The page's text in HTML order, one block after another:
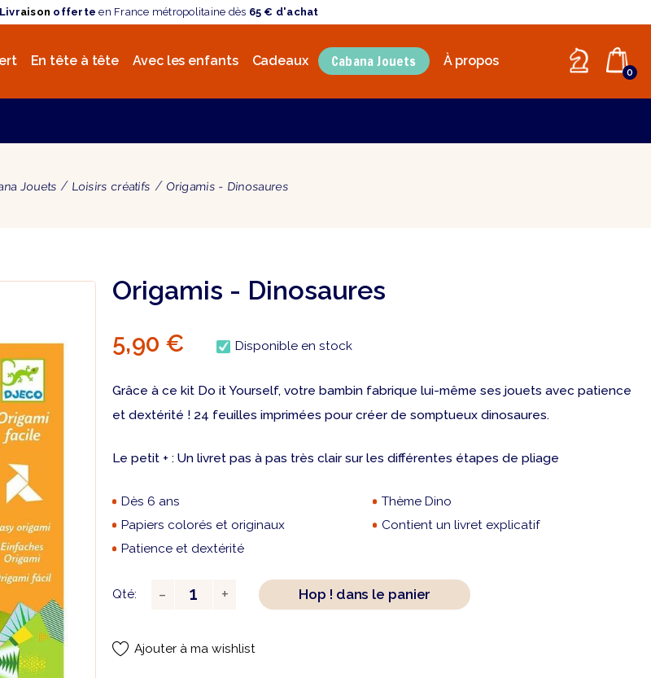
Livraison offerte en France métropolitaine dès 65 € d'achat
En tête à tête Avec les enfants Cadeaux Cabana Jouets À propos
0
Jouets Loisirs créatifs Origamis - Dinosaures
Origamis - Dinosaures
5,90 € Disponible en stock
Grâce à ce kit Do it Yourself, votre bambin fabrique lui-même ses jouets avec patience
et dextérité ! 24 feuilles imprimées pour créer de somptueux dinosaures.
Le petit + : Un livret pas à pas très clair sur les différentes étapes de pliage
Dès 6 ans
Thème Dino
Papiers colorés et originaux
Contient un livret explicatif
Patience et dextérité
Qté: Hop ! dans le panier
Ajouter à ma wishlist